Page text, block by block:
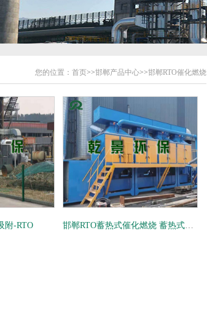
您的位置： 首页>>邯郸产品中心>>邯郸RTO催化燃烧
附-RTO 邯郸RTO蓄热式催化燃烧 蓄热式氧化炉